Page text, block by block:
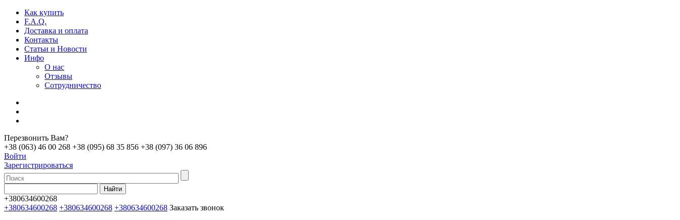
Как купить
F.A.Q.
Доставка и оплата
Контакты
Статьи и Новости
Инфо
О нас
Отзывы
Сотрудничество
Перезвонить Вам?
+38 (063) 46 00 268 +38 (095) 68 35 856 +38 (097) 36 06 896
Войти
Зарегистрироваться
+380634600268
+380634600268 +380634600268 +380634600268 Заказать звонок